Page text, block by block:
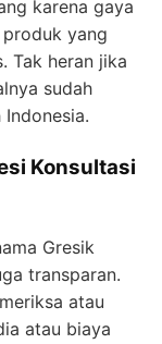
karena gaya
yang
Tak heran jika
sudah
Konsultasi
Gresik
transparan.
atau
atau biaya